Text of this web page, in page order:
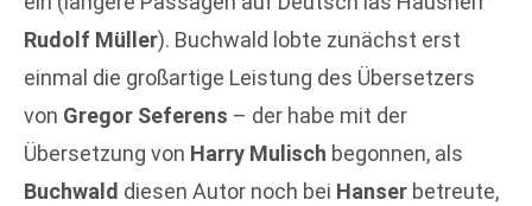
Rudolf Müller). Buchwald lobte zunächst erst
einmal die großartige Leistung des Übersetzers
von Gregor Seferens – der habe mit der
Übersetzung von Harry Mulisch begonnen, als
Buchwald diesen Autor noch bei Hanser betreute,